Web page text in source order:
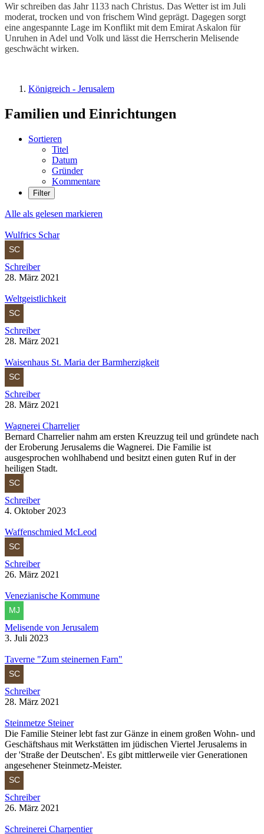
Wir schreiben das Jahr 1133 nach Christus. Das Wetter ist im Juli
moderat, trocken und von frischem Wind geprägt. Dagegen sorgt
eine angespannte Lage im Konflikt mit dem Emirat Askalon für
Unruhen in Adel und Volk und lässt die Herrscherin Melisende
geschwächt wirken.
Königreich - Jerusalem
Familien und Einrichtungen
Sortieren
Titel
Datum
Gründer
Kommentare
Filter
Alle als gelesen markieren
Wulfrics Schar
Schreiber
28. März 2021
Weltgeistlichkeit
Schreiber
28. März 2021
Waisenhaus St. Maria der Barmherzigkeit
Schreiber
28. März 2021
Wagnerei Charrelier
Bernard Charrelier nahm am ersten Kreuzzug teil und gründete nach
der Eroberung Jerusalems die Wagnerei. Die Familie ist
ausgesprochen wohlhabend und besitzt einen guten Ruf in der
heiligen Stadt.
Schreiber
4. Oktober 2023
Waffenschmied McLeod
Schreiber
26. März 2021
Venezianische Kommune
Melisende von Jerusalem
3. Juli 2023
Taverne "Zum steinernen Farn"
Schreiber
28. März 2021
Steinmetze Steiner
Die Familie Steiner lebt fast zur Gänze in einem großen Wohn- und
Geschäftshaus mit Werkstätten im jüdischen Viertel Jerusalems in
der 'Straße der Deutschen'. Es gibt mittlerweile vier Generationen
angesehener Steinmetz-Meister.
Schreiber
26. März 2021
Schreinerei Charpentier